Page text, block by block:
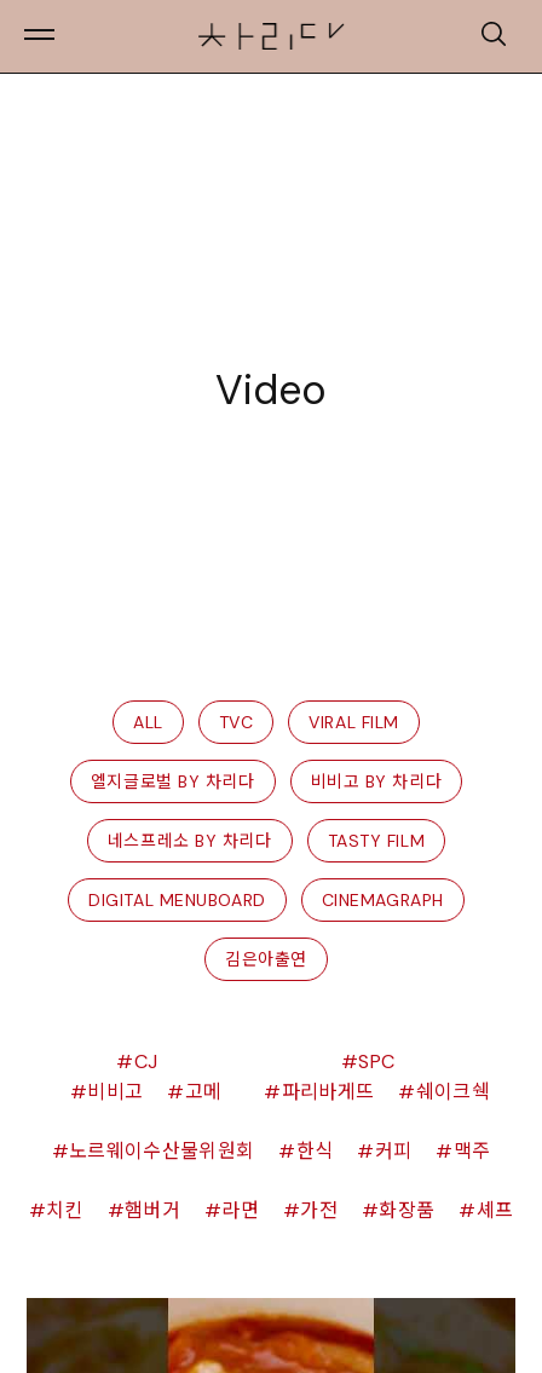
ALL TVC VIRAL FILM
엘지글로벌 BY 차리다 비비고 BY 차리다
네스프레소 BY 차리다 TASTY FILM
DIGITAL MENUBOARD CINEMAGRAPH
김은아출연
CJ
비비고
고메
SPC
파리바게뜨
쉐이크쉑
노르웨이수산물위원회 한식 커피 맥주
치킨 햄버거 라면 가전 화장품 셰프